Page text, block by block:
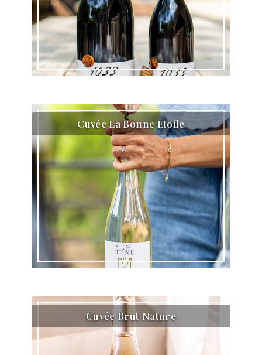
Cuvée La Bonne Etoile
Cuvée Brut Nature